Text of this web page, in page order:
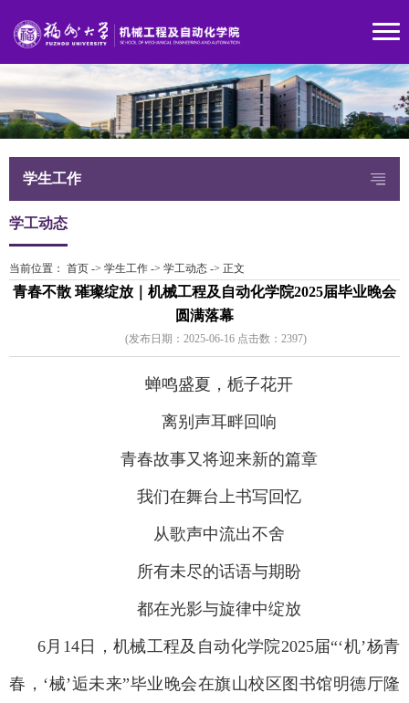
学生工作
学工动态
当前位置： 首页 -> 学生工作 -> 学工动态 -> 正文
青春不散 璀璨绽放｜机械工程及自动化学院2025届毕业晚会
圆满落幕
(发布日期：2025-06-16 点击数： 2397)
蝉鸣盛夏，栀子花开
离别声耳畔回响
青春故事又将迎来新的篇章
我们在舞台上书写回忆
从歌声中流出不舍
所有未尽的话语与期盼
都在光影与旋律中绽放
6月14日，机械工程及自动化学院2025届“‘机’杨青
春，‘械’逅未来”毕业晚会在旗山校区图书馆明德厅隆